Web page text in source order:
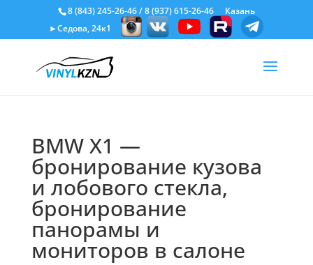
8 (843) 245-26-46/8 (937) 615-26-46
Казань
►Седова, 24к1
BMW X1 —
бронирование кузова
и лобового стекла,
бронирование
панорамы и
мониторов в салоне